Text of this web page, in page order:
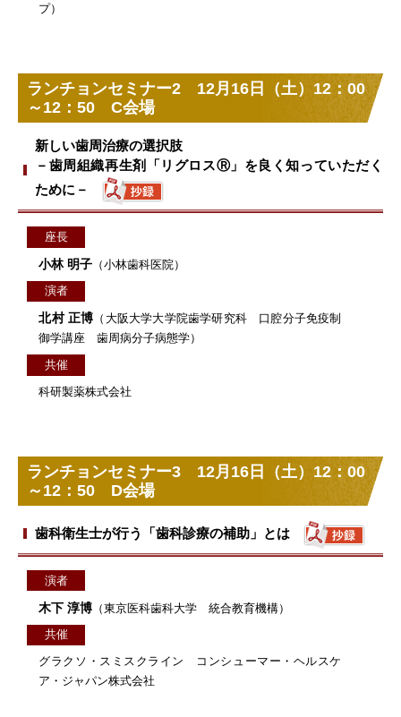
プ）
ランチョンセミナー2 12月16日（土）12：00
～12：50 C会場
新しい歯周治療の選択肢
－歯周組織再生剤「リグロスⓇ」を良く知っていただく
ために－
座長
小林 明子 （小林歯科医院）
演者
北村 正博 （大阪大学大学院歯学研究科 口腔分子免疫制
御学講座 歯周病分子病態学）
共催
科研製薬株式会社
ランチョンセミナー3 12月16日（土）12：00
～12：50 D会場
歯科衛生士が行う「歯科診療の補助」とは
演者
木下 淳博 （東京医科歯科大学 統合教育機構）
共催
グラクソ・スミスクライン コンシューマー・ヘルスケ
ア・ジャパン株式会社